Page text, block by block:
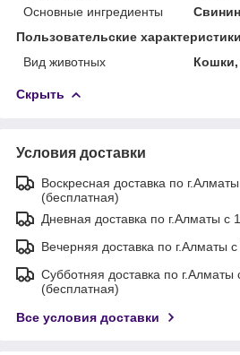
Основные ингредиенты
Пользовательские характеристики
Вид животных
Скрыть
Условия доставки
Воскресная доставка по
(бесплатная)
Дневная доставка по г.Алматы с
Вечерняя доставка по г.Алматы
Субботняя доставка по
(бесплатная)
Все условия доставки